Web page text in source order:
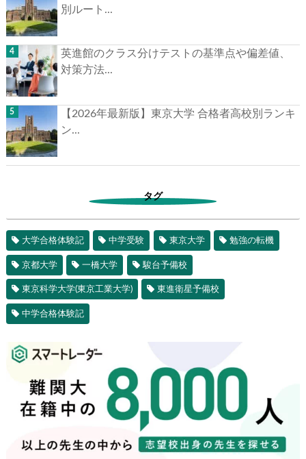
別ルート...
英進館のクラス分けテストの基準点や偏差値、
対策方法...
【2026年最新版】東京大学 合格者高校別ランキ
ン...
タグ
大学合格体験記 中学受験 東京大学 勉強の転機
京都大学 一橋大学 駿台予備校
東京科学大学(東京工業大学) 東進衛星予備校
中学合格体験記